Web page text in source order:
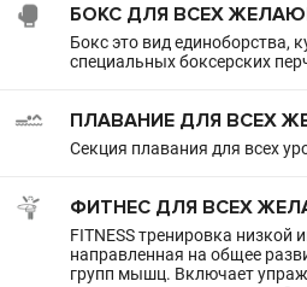
БОКС ДЛЯ ВСЕХ
Бокс это вид единоборства,
специальных боксерских
ПЛАВАНИЕ ДЛЯ ВСЕХ
Секция плавания для всех
ФИТНЕС ДЛЯ ВСЕХ
FITNESS тренировка низкой
направленная на общее
групп мышц. Включает